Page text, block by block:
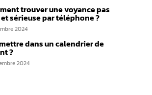
trouver une voyance pas
sérieuse par téléphone ?
2024
dans un calendrier de
?
2024